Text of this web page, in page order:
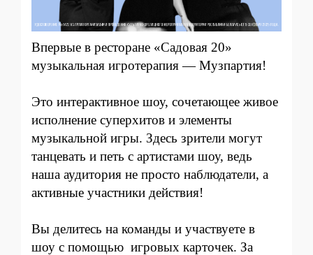
Впервые в ресторане «‎Садовая 20»
музыкальная игротерапия — Музпартия!
Это интерактивное шоу, сочетающее живое
исполнение суперхитов и элементы
музыкальной игры. Здесь зрители могут
танцевать и петь с артистами шоу, ведь
наша аудитория не просто наблюдатели, а
активные участники действия!
Вы делитесь на команды и участвуете в
шоу с помощью игровых карточек. За